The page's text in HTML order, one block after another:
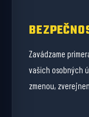
Zavádzame
vašich osobných
zmenou,